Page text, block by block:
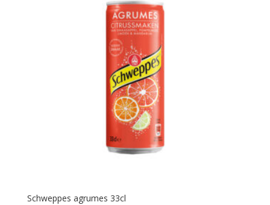
Schweppes agrumes 33cl